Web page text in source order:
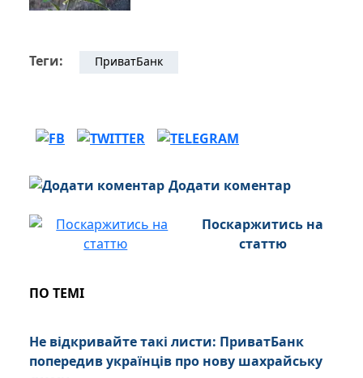
Теги: ПриватБанк
Додати коментар
Поскаржитись на
статтю
ПО ТЕМІ
Не відкривайте такі листи: ПриватБанк
попередив українців про нову шахрайську